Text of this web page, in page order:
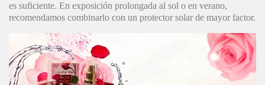
es suficiente. En exposición prolongada al sol o en verano,
recomendamos combinarlo con un protector solar de mayor factor.